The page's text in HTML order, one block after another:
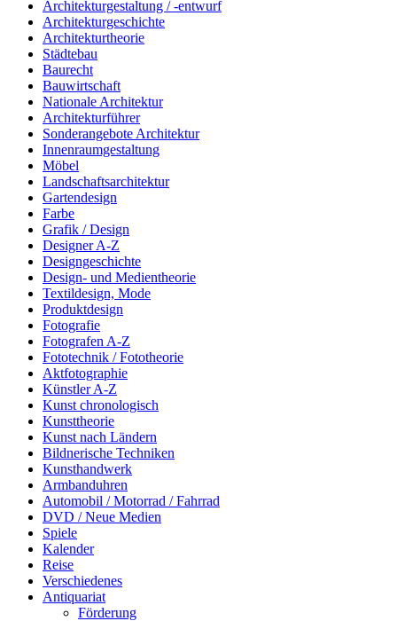
Architekturgestaltung / -entwurf
Architekturgeschichte
Architekturtheorie
Städtebau
Baurecht
Bauwirtschaft
Nationale Architektur
Architekturführer
Sonderangebote Architektur
Innenraumgestaltung
Möbel
Landschaftsarchitektur
Gartendesign
Farbe
Grafik / Design
Designer A-Z
Designgeschichte
Design- und Medientheorie
Textildesign, Mode
Produktdesign
Fotografie
Fotografen A-Z
Fototechnik / Fototheorie
Aktfotographie
Künstler A-Z
Kunst chronologisch
Kunsttheorie
Kunst nach Ländern
Bildnerische Techniken
Kunsthandwerk
Armbanduhren
Automobil / Motorrad / Fahrrad
DVD / Neue Medien
Spiele
Kalender
Reise
Verschiedenes
Antiquariat
Förderung